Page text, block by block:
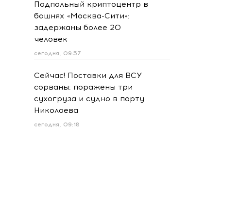
Подпольный криптоцентр в
башнях «Москва-Сити»:
задержаны более 20
человек
сегодня, 09:57
Сейчас! Поставки для ВСУ
сорваны: поражены три
сухогруза и судно в порту
Николаева
сегодня, 09:18